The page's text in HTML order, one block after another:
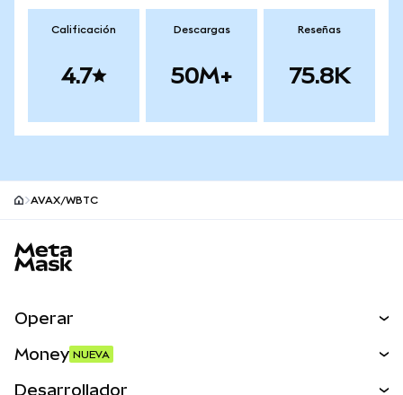
Calificación
4.7
Descargas
50M+
Reseñas
75.8K
AVAX/WBTC
Operar
Money NUEVA
Desarrollador